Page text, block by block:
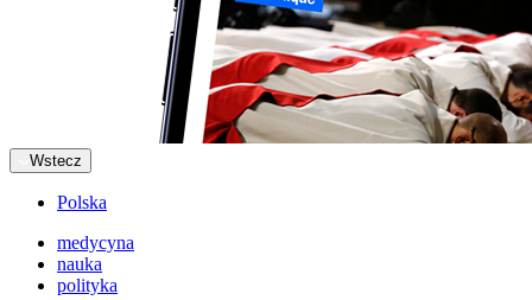
Wstecz
Polska
medycyna
nauka
polityka